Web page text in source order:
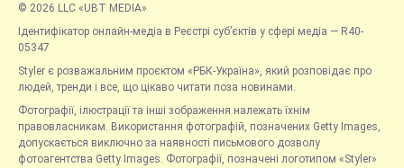
© 2026 LLC «UBT MEDIA»
Ідентифікатор онлайн-медіа в Реєстрі суб’єктів у сфері медіа — R40-
05347
Styler є розважальним проєктом «РБК-Україна», який розповідає про
людей, тренди і все, що цікаво читати поза новинами.
Фотографії, ілюстрації та інші зображення належать їхнім
правовласникам. Використання фотографій, позначених Getty Images,
допускається виключно за наявності письмового дозволу
фотоагентства Getty Images. Фотографії, позначені логотипом «Styler»